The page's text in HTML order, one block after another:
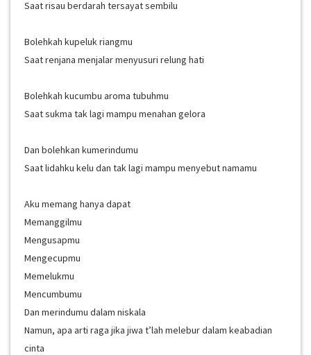
Saat risau berdarah tersayat sembilu
Bolehkah kupeluk riangmu
Saat renjana menjalar menyusuri relung hati
Bolehkah kucumbu aroma tubuhmu
Saat sukma tak lagi mampu menahan gelora
Dan bolehkan kumerindumu
Saat lidahku kelu dan tak lagi mampu menyebut namamu
Aku memang hanya dapat
Memanggilmu
Mengusapmu
Mengecupmu
Memelukmu
Mencumbumu
Dan merindumu dalam niskala
Namun, apa arti raga jika jiwa t’lah melebur dalam keabadian
cinta